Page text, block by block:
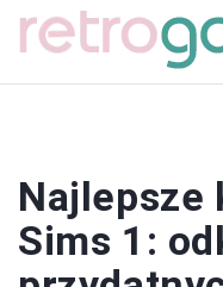
Najlepsze
Sims 1: